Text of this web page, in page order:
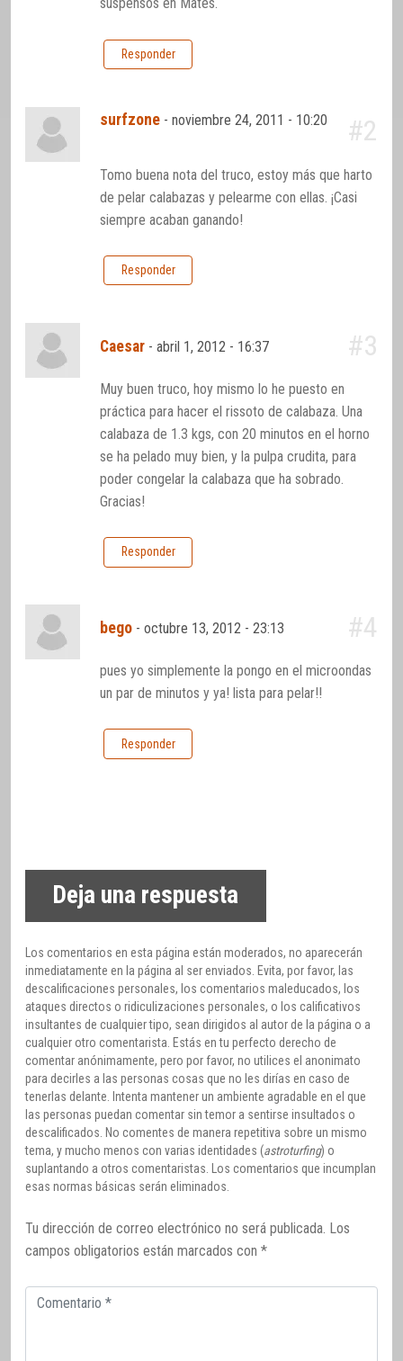
suspensos en Mates.
Responder
surfzone -noviembre 24, 2011 - 10:20 #2
Tomo buena nota del truco, estoy más que harto
de pelar calabazas y pelearme con ellas. ¡Casi
siempre acaban ganando!
Responder
Caesar -abril 1, 2012 - 16:37 #3
Muy buen truco, hoy mismo lo he puesto en
práctica para hacer el rissoto de calabaza. Una
calabaza de 1.3 kgs, con 20 minutos en el horno
se ha pelado muy bien, y la pulpa crudita, para
poder congelar la calabaza que ha sobrado.
Gracias!
Responder
bego -octubre 13, 2012 - 23:13 #4
pues yo simplemente la pongo en el microondas
un par de minutos y ya! lista para pelar!!
Responder
Deja una respuesta
Los comentarios en esta página están moderados, no aparecerán
inmediatamente en la página al ser enviados. Evita, por favor, las
descalificaciones personales, los comentarios maleducados, los
ataques directos o ridiculizaciones personales, o los calificativos
insultantes de cualquier tipo, sean dirigidos al autor de la página o a
cualquier otro comentarista. Estás en tu perfecto derecho de
comentar anónimamente, pero por favor, no utilices el anonimato
para decirles a las personas cosas que no les dirías en caso de
tenerlas delante. Intenta mantener un ambiente agradable en el que
las personas puedan comentar sin temor a sentirse insultados o
descalificados. No comentes de manera repetitiva sobre un mismo
tema, y mucho menos con varias identidades (astroturfing) o
suplantando a otros comentaristas. Los comentarios que incumplan
esas normas básicas serán eliminados.
Tu dirección de correo electrónico no será publicada. Los
campos obligatorios están marcados con *
Comentario